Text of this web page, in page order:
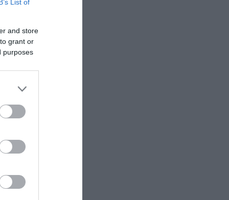
List of
and store
grant or
purposes